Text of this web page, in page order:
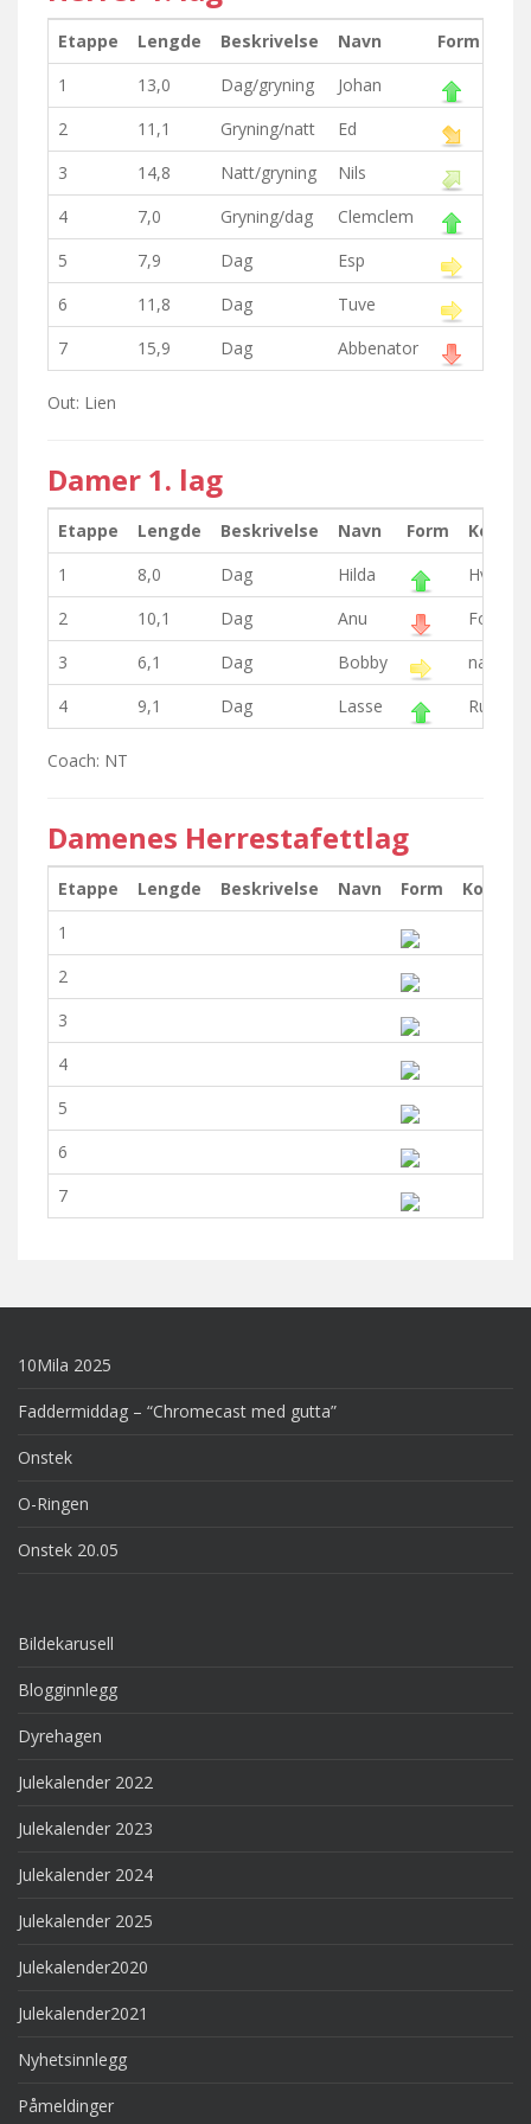
Etappe Lengde Beskrivelse Navn Form
1
13,0 Dag/gryning Johan
2
11,1 Gryning/natt Ed
3
14,8 Natt/gryning Nils
4
7,0 Gryning/dag Clemclem
5
7,9 Dag Esp
6
11,8 Dag Tuve
7
15,9 Dag Abbenator
Out: Lien
Damer 1. lag
Etappe Lengde Beskrivelse Navn Form
1
8,0 Dag Hilda
Hvis
2
10,1 Dag Anu
For flat
3
6,1 Dag Bobby
nattrev
4
9,1 Dag Lasse Rullelien
Coach: NT
Damenes Herrestafettlag
Etappe Lengde Beskrivelse Navn Form
1
2
3
4
5
6
7
10Mila 2025
Faddermiddag – “Chromecast med gutta”
Onstek
O-Ringen
Onstek 20.05
Bildekarusell
Blogginnlegg
Dyrehagen
Julekalender 2022
Julekalender 2023
Julekalender 2024
Julekalender 2025
Julekalender2020
Julekalender2021
Nyhetsinnlegg
Påmeldinger